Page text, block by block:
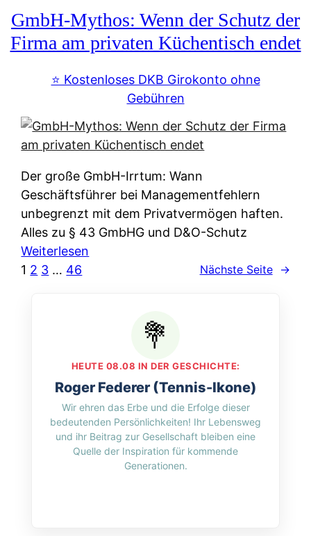
W
e
r
s
i
c
h
e
t
n
w
i
r
e
u
d
n
w
l
c
h
e
n
r
n
f
u
n
t
e
u
e
r
k
l
ä
u
&
O
n
l
GmbH-Mythos: Wenn der Schutz der
Firma am privaten Küchentisch endet
⭐️ Kostenloses DKB Girokonto ohne
Gebühren
Der große GmbH-Irrtum: Wann
Geschäftsführer bei Managementfehlern
unbegrenzt mit dem Privatvermögen haften.
Alles zu § 43 GmbHG und D&O-Schutz
Weiterlesen
M
y
h
o
s
1 2 3 … 46 Nächste Seite →
HEUTE 08.08 IN DER GESCHICHTE:
Roger Federer (Tennis-Ikone)
Wir ehren das Erbe und die Erfolge dieser
bedeutenden Persönlichkeiten! Ihr Lebensweg
und ihr Beitrag zur Gesellschaft bleiben eine
Quelle der Inspiration für kommende
Generationen.